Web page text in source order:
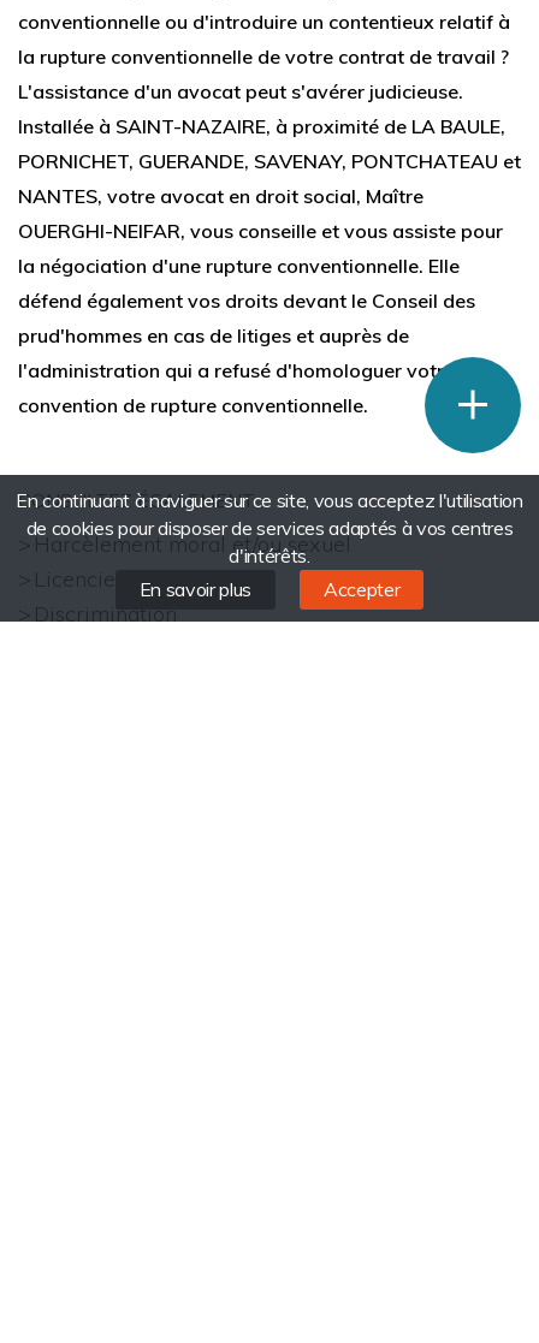
En continuant à naviguer sur ce site, vous acceptez l'utilisation
de cookies pour disposer de services adaptés à vos centres
d'intérêts.
En savoir plus
Accepter
phone
mail
conventionnelle ou d'introduire un contentieux relatif à
la rupture conventionnelle de votre contrat de travail ?
L'assistance d'un avocat peut s'avérer judicieuse.
Installée à SAINT-NAZAIRE, à proximité de LA BAULE,
PORNICHET, GUERANDE, SAVENAY, PONTCHATEAU et
NANTES, votre avocat en droit social, Maître
OUERGHI-NEIFAR, vous conseille et vous assiste pour
la négociation d'une rupture conventionnelle. Elle
défend également vos droits devant le Conseil des
prud'hommes en cas de litiges et auprès de
l'administration qui a refusé d'homologuer votre
convention de rupture conventionnelle.
CONSULTEZ ÉGALEMENT :
Harcèlement moral et/ou sexuel
Licenciement
Discrimination